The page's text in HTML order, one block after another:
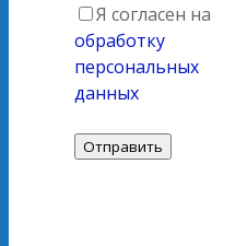
Я согласен на
обработку
персональных
данных